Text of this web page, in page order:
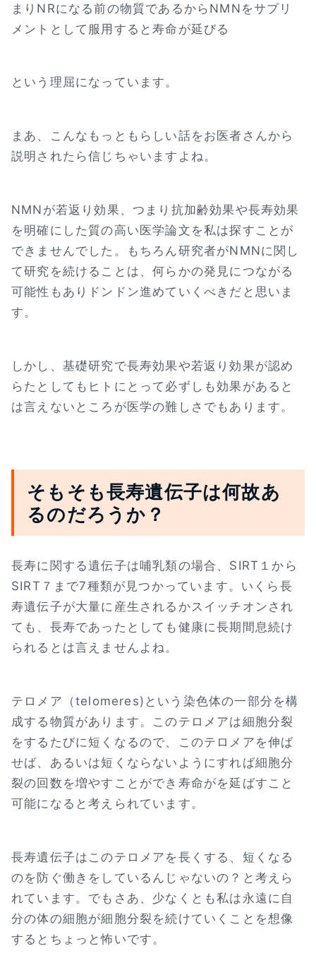
まりNRになる前の物質であるからNMNをサプリ
メントとして服用すると寿命が延びる
という理屈になっています。
まあ、こんなもっともらしい話をお医者さんから
説明されたら信じちゃいますよね。
NMNが若返り効果、つまり抗加齢効果や長寿効果
を明確にした質の高い医学論文を私は探すことが
できませんでした。もちろん研究者がNMNに関し
て研究を続けることは、何らかの発見につながる
可能性もありドンドン進めていくべきだと思いま
す。
しかし、基礎研究で長寿効果や若返り効果が認め
らたとしてもヒトにとって必ずしも効果があると
は言えないところが医学の難しさでもあります。
そもそも長寿遺伝子は何故あ
るのだろうか？
長寿に関する遺伝子は哺乳類の場合、SIRT１から
SIRT７まで7種類が見つかっています。いくら長
寿遺伝子が大量に産生されるかスイッチオンされ
ても、長寿であったとしても健康に長期間息続け
られるとは言えませんよね。
テロメア（telomeres)という染色体の一部分を構
成する物質があります。このテロメアは細胞分裂
をするたびに短くなるので、このテロメアを伸ば
せば、あるいは短くならないようにすれば細胞分
裂の回数を増やすことができ寿命がを延ばすこと
可能になると考えられています。
長寿遺伝子はこのテロメアを長くする、短くなる
のを防ぐ働きをしているんじゃないの？と考えら
れています。でもさあ、少なくとも私は永遠に自
分の体の細胞が細胞分裂を続けていくことを想像
するとちょっと怖いです。